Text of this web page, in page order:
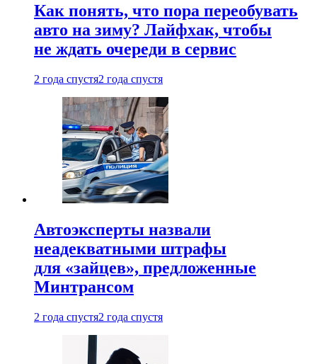
Как понять, что пора переобувать
авто на зиму? Лайфхак, чтобы
не ждать очереди в сервис
2 года спустя2 года спустя
Автоэксперты назвали
неадекватными штрафы
для «зайцев», предложенные
Минтрансом
2 года спустя2 года спустя